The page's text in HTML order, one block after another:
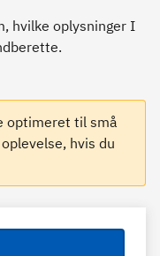
hvilke oplysninger I
optimeret til små
hvis du